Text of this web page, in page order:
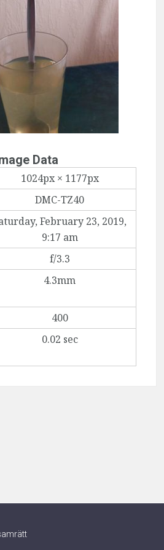
Data
1024px × 1177px
DMC-TZ40
February 23, 2019,
9:17 am
f/3.3
4.3mm
400
0.02 sec